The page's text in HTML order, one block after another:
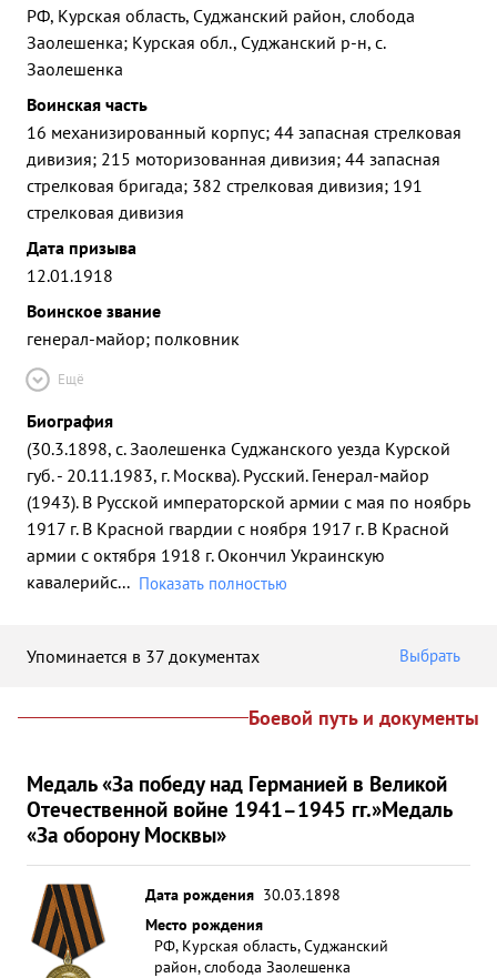
РФ, Курская область, Суджанский район, слобода
Заолешенка; Курская обл., Суджанский р-н, с.
Заолешенка
Воинская часть
16 механизированный корпус; 44 запасная стрелковая
дивизия; 215 моторизованная дивизия; 44 запасная
стрелковая бригада; 382 стрелковая дивизия; 191
стрелковая дивизия
Дата призыва
12.01.1918
Воинское звание
генерал-майор; полковник
Ещё
Биография
(30.3.1898, с. Заолешенка Суджанского уезда Курской
губ. - 20.11.1983, г. Москва). Русский. Генерал-майор
(1943). В Русской императорской армии с мая по ноябрь
1917 г. В Красной гвардии с ноября 1917 г. В Красной
армии с октября 1918 г. Окончил Украинскую
кавалерийс... Показать полностью
Упоминается в 37 документах Выбрать
Боевой путь и документы
Медаль «За победу над Германией в Великой
Отечественной войне 1941–1945 гг.»Медаль
«За оборону Москвы»
Дата рождения 30.03.1898
Место рождения
РФ, Курская область, Суджанский
район, слобода Заолешенка